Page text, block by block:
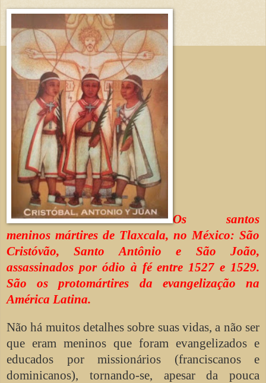
Os santos
meninos mártires de Tlaxcala, no México: São
Cristóvão, Santo Antônio e São João,
assassinados por ódio à fé entre 1527 e 1529.
São os protomártires da evangelização na
América Latina.
Não há muitos detalhes sobre suas vidas, a não ser
que eram meninos que foram evangelizados e
educados por missionários (franciscanos e
dominicanos), tornando-se, apesar da pouca